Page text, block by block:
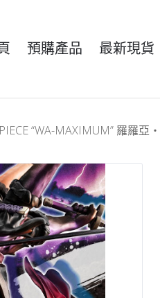
預購產品 最新現貨
“WA-MAXIMUM” 羅羅亞